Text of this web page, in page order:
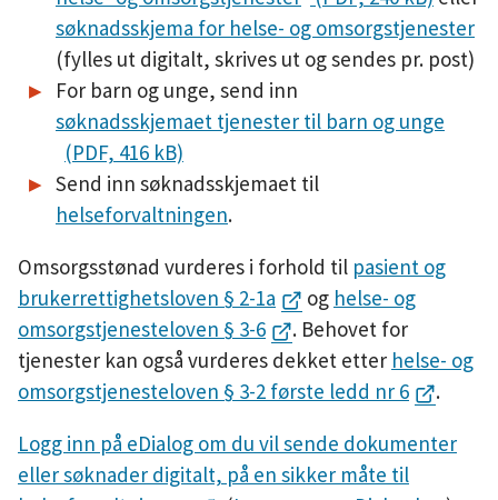
søknadsskjema for helse- og omsorgstjenester
(fylles ut digitalt, skrives ut og sendes pr. post)
For barn og unge, send inn
søknadsskjemaet tjenester til barn og unge
(PDF, 416 kB)
Send inn søknadsskjemaet til
helseforvaltningen.
Omsorgsstønad vurderes i forhold til pasient og
brukerrettighetsloven § 2-1a
og helse- og
omsorgstjenesteloven § 3-6
. Behovet for
tjenester kan også vurderes dekket etter helse- og
omsorgstjenesteloven § 3-2 første ledd nr 6
.
Logg inn på eDialog om du vil sende dokumenter
eller søknader digitalt, på en sikker måte til